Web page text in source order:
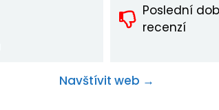
Poslední
recenzí
Navštívit web →